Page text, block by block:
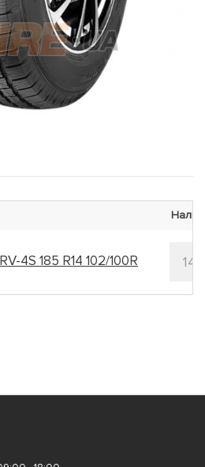
4S 185 R14 102/100R 14